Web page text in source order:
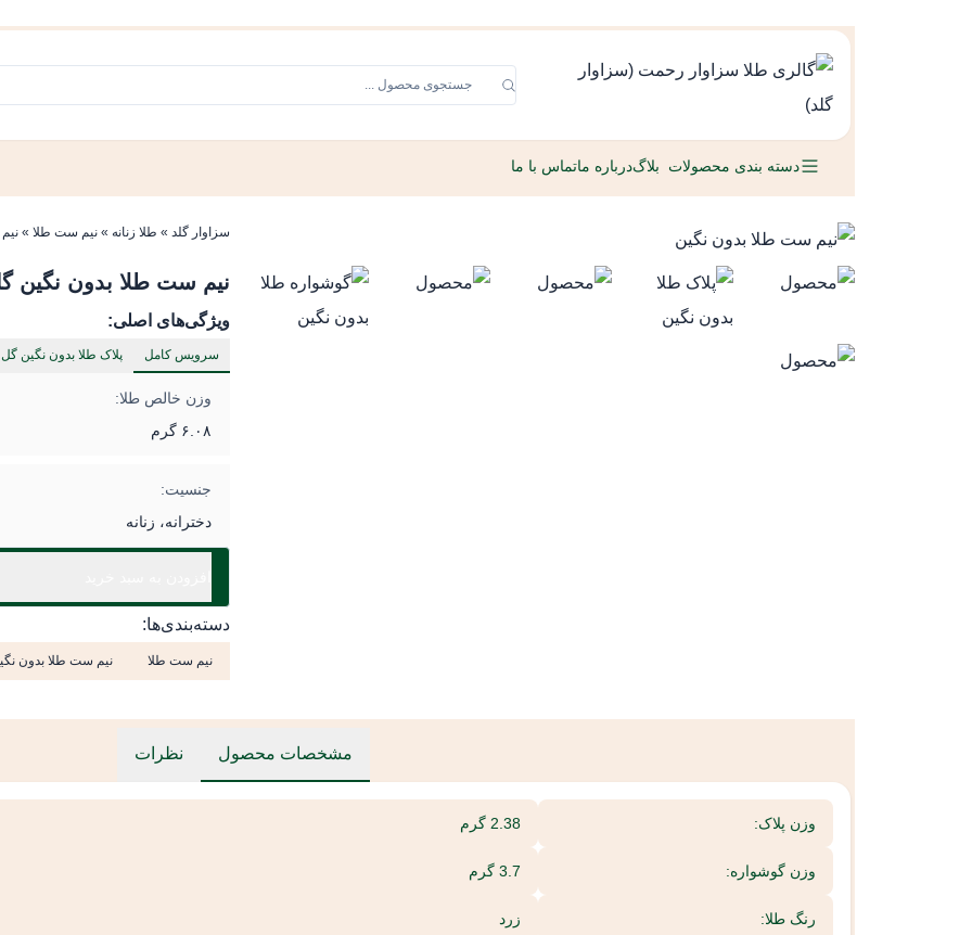
دسته بندی محصولات بلاگدرباره ماتماس با ما
سزاوار گلد » طلا زنانه » نیم ست طلا »
نیم ست طلا بدون نگین
ویژگی‌های اصلی:
سرویس کامل پلاک طلا بدون نگین گل
وزن خالص طلا:
۶.۰۸ گرم
جنسیت:
دخترانه، زنانه
دسته‌بندی‌ها:
نیم ست طلا نیم ست طلا بدون
مشخصات محصول نظرات
وزن پلاک: 2.38 گرم
وزن گوشواره: 3.7 گرم
رنگ طلا: زرد